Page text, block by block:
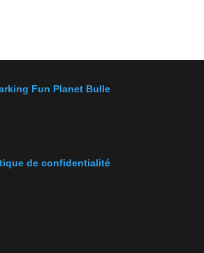
Fun Planet Bulle
de confidentialité